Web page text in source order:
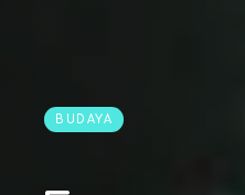
BUDAYA